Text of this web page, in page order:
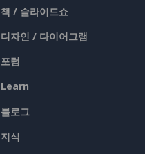
책 / 슬라이드쇼
디자인 / 다이어그램
포럼
Learn
블로그
지식